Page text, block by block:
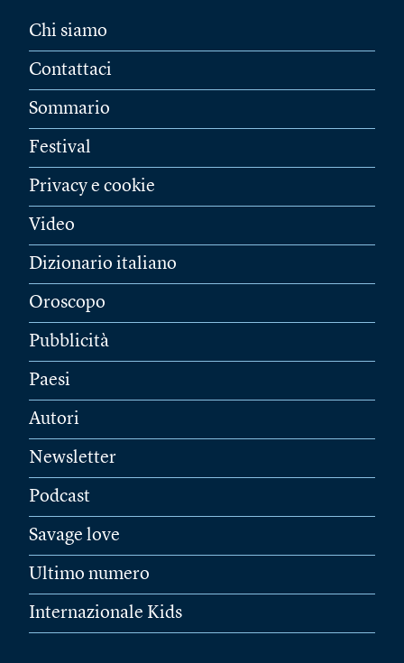
Chi siamo
Contattaci
Sommario
Festival
Privacy e cookie
Video
Dizionario italiano
Oroscopo
Pubblicità
Paesi
Autori
Newsletter
Podcast
Savage love
Ultimo numero
Internazionale Kids